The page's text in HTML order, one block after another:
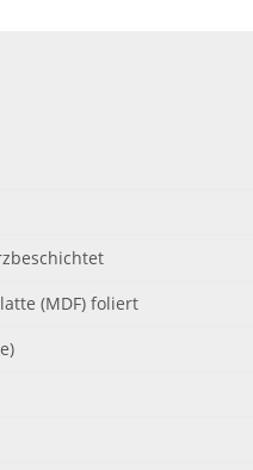
(MDF) foliert